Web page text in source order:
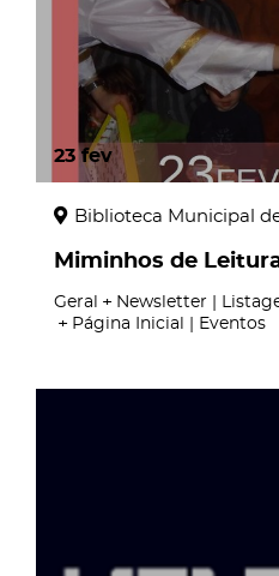
23 fev
Biblioteca Municipal
Miminhos de
Geral
Newsletter |
Página Inicial | Eventos